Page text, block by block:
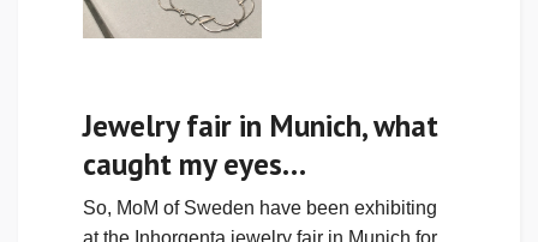
Jewelry fair in Munich, what
caught my eyes…
So, MoM of Sweden have been exhibiting